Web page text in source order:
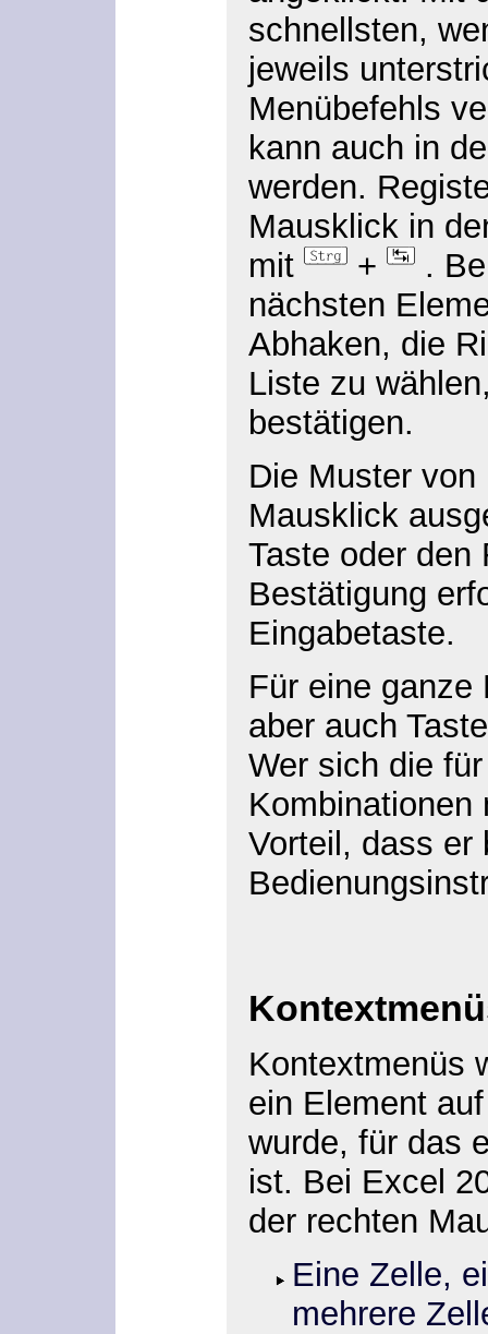
schnellsten,
jeweils
Menübefehls
kann auch in
werden.
Mausklick in
mit
+
.
nächsten
Abhaken, die
Liste zu
bestätigen.
Die Muster
Mausklick
Taste oder den
Bestätigung
Eingabetaste.
Für eine ganze
aber auch
Wer sich die
Kombinationen
Vorteil, dass er
Kontextmenüs
ein Element
wurde, für das
ist. Bei Excel
der rechten
Eine Zelle,
mehrere